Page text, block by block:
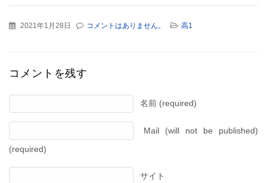
2021年1月28日 コメントはありません。 高1
コメントを残す
名前 (required)
Mail (will not be published)
(required)
サイト